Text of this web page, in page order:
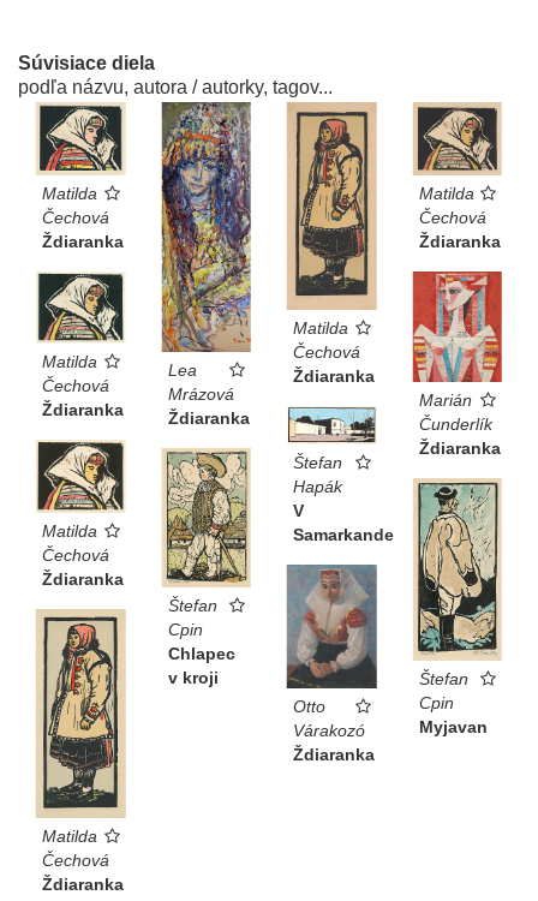
Súvisiace diela
podľa názvu, autora / autorky, tagov...
Matilda
Čechová
Ždiaranka
Lea
Mrázová
Ždiaranka
Matilda
Čechová
Ždiaranka
Matilda
Čechová
Ždiaranka
Matilda
Čechová
Ždiaranka
Marián
Čunderlík
Ždiaranka
Štefan
Hapák
V
Samarkande
Matilda
Čechová
Ždiaranka
Štefan
Cpin
Chlapec
v kroji
Štefan
Cpin
Myjavan
Otto
Várakozó
Ždiaranka
Matilda
Čechová
Ždiaranka